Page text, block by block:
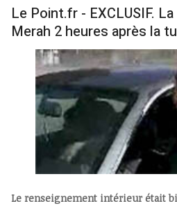
Le Point.fr - EXCLUSIF.
Merah 2 heures après la
Le renseignement intérieur était